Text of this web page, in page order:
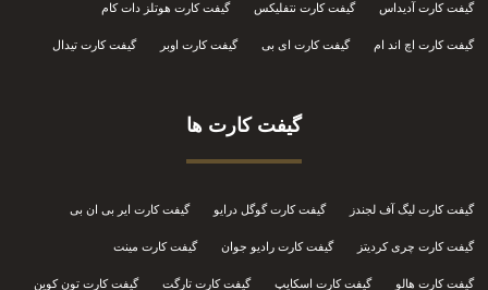
گیفت کارت آدیداس گیفت کارت نتفلیکس گیفت کارت هوتلز دات کام
گیفت کارت اچ اند ام گیفت کارت ای بی گیفت کارت اوبر گیفت کارت تیدال
گیفت کارت ها
گیفت کارت لیگ آف لجندز گیفت کارت گوگل درایو گیفت کارت ایر بی ان بی
گیفت کارت چری کردیتز گیفت کارت رادیو جوان گیفت کارت مینت
گیفت کارت هالو گیفت کارت اسکایپ گیفت کارت تارگت گیفت کارت تون کوین